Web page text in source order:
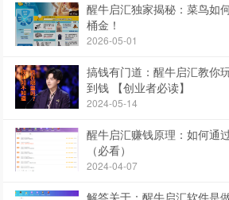
醒牛启汇独家揭秘：菜鸟如
桶金！
2026-05-01
搞钱有门道：醒牛启汇教你
到钱 【创业者必读】
2024-05-14
醒牛启汇赚钱原理：如何通
（必看）
2024-04-07